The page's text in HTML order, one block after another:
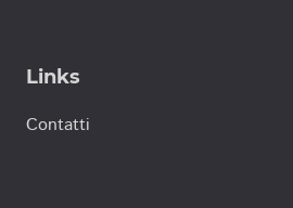
Links
Contatti